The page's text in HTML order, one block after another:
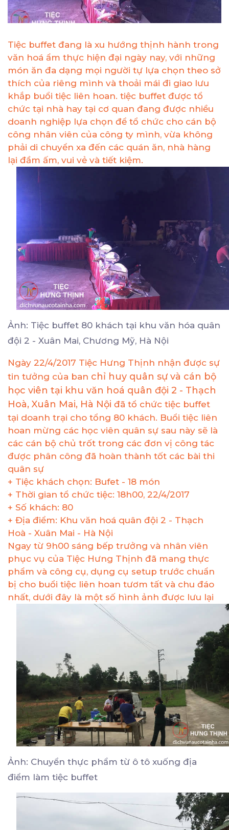
Tiệc buffet đang là xu hướng thịnh hành trong
văn hoá ẩm thực hiện đại ngày nay, với những
món ăn đa dạng mọi người tự lựa chọn theo sở
thích của riêng mình và thoải mái đi giao lưu
khắp buổi tiệc liên hoan. tiệc buffet được tổ
chức tại nhà hay tại cơ quan đang được nhiều
doanh nghiệp lựa chọn để tổ chức cho cán bộ
công nhân viên của công ty mình, vừa không
phải di chuyển xa đến các quán ăn, nhà hàng
lại đầm ấm, vui vẻ và tiết kiệm.
Ảnh: Tiệc buffet 80 khách tại khu văn hóa quân
đội 2 - Xuân Mai, Chương Mỹ, Hà Nội
Ngày 22/4/2017 Tiệc Hưng Thịnh nhận được sự
tin tưởng của ban chỉ huy quân sự và cán bộ
học viên tại khu văn hoá quân đội 2 - Thạch
Hoà, Xuân Mai, Hà Nội đã tổ chức tiệc buffet
tại doanh trại cho tổng 80 khách. Buổi tiệc liên
hoan mừng các học viên quân sự sau này sẽ là
các cán bộ chủ trốt trong các đơn vị công tác
được phân công đã hoàn thành tốt các bài thi
quân sự
+ Tiệc khách chọn: Bufet - 18 món
+ Thời gian tổ chức tiệc: 18h00, 22/4/2017
+ Số khách: 80
+ Địa điểm: Khu văn hoá quân đội 2 - Thạch
Hoà - Xuân Mai - Hà Nội
Ngay từ 9h00 sáng bếp trưởng và nhân viên
phục vụ của Tiệc Hưng Thịnh đã mang thực
phẩm và công cụ, dụng cụ setup trước chuẩn
bị cho buổi tiệc liên hoan tươm tất và chu đáo
nhất, dưới đây là một số hình ảnh được lưu lại
Ảnh: Chuyển thực phẩm từ ô tô xuống địa
điểm làm tiệc buffet